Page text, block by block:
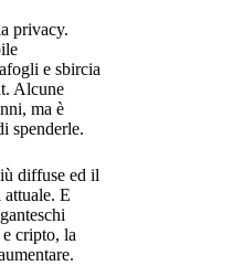
privacy.
e sbircia
Alcune
ma è
spenderle.
diffuse ed il
E
cripto, la